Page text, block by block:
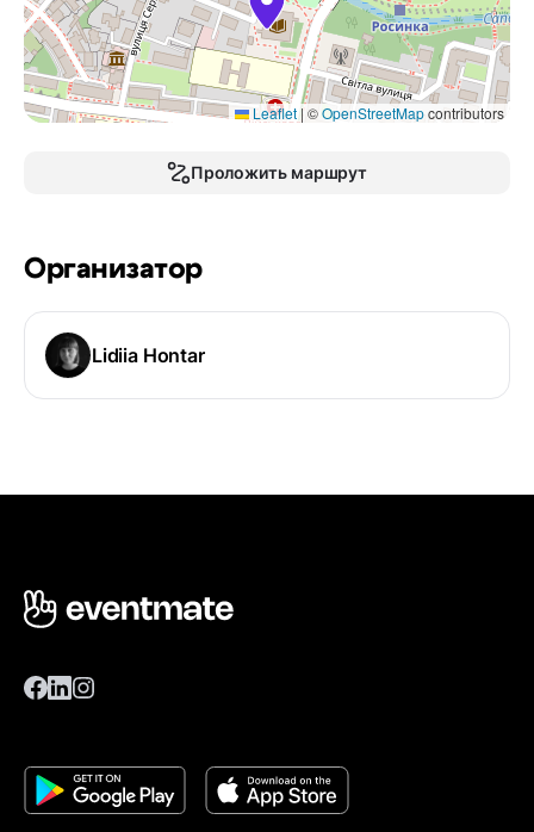
Leaflet | ©OpenStreetMapcontributors
Проложить маршрут
Организатор
Lidiia Hontar